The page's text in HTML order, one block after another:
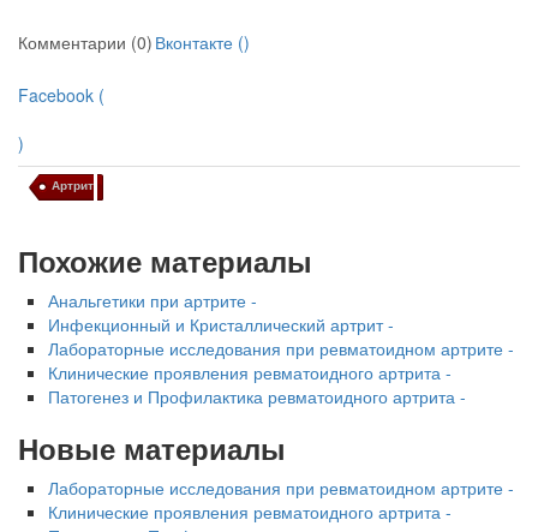
Комментарии (0) Вконтакте ()
Facebook (
)
Артрит
Похожие материалы
Анальгетики при артрите -
Инфекционный и Кристаллический артрит -
Лабораторные исследования при ревматоидном артрите -
Клинические проявления ревматоидного артрита -
Патогенез и Профилактика ревматоидного артрита -
Новые материалы
Лабораторные исследования при ревматоидном артрите -
Клинические проявления ревматоидного артрита -